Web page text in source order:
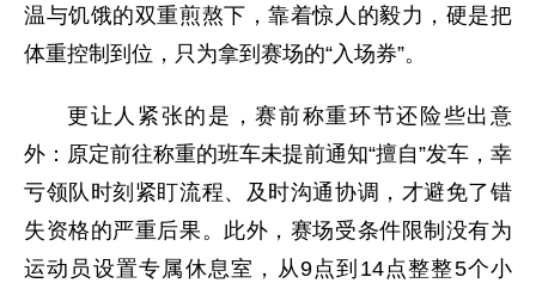
温与饥饿的双重煎熬下，靠着惊人的毅力，硬是把
体重控制到位，只为拿到赛场的“入场券”。
更让人紧张的是，赛前称重环节还险些出意
外：原定前往称重的班车未提前通知“擅自”发车，幸
亏领队时刻紧盯流程、及时沟通协调，才避免了错
失资格的严重后果。此外，赛场受条件限制没有为
运动员设置专属休息室，从9点到14点整整5个小